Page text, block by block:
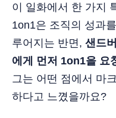
이 일화에서 한 가지
1on1은 조직의 성과
루어지는 반면, 샌드
에게 먼저 1on1을 요
그는 어떤 점에서 마
하다고 느꼈을까요?